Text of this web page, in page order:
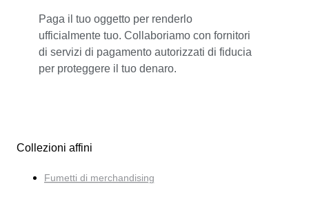
Paga il tuo oggetto per renderlo
ufficialmente tuo. Collaboriamo con fornitori
di servizi di pagamento autorizzati di fiducia
per proteggere il tuo denaro.
Collezioni affini
Fumetti di merchandising